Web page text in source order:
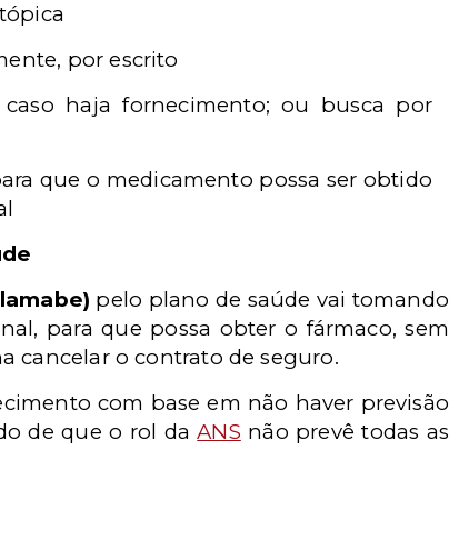
por escrito
haja fornecimento; ou busca por
que o medicamento possa ser obtido
pelo plano de saúde vai tomando
para que possa obter o fármaco, sem
cancelar o contrato de seguro.
com base em não haver previsão
de que o rol daANS não prevê todas as